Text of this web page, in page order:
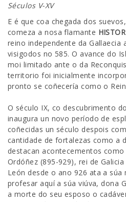
Séculos V-XV
E é que coa chegada dos
comeza a nosa flamante
reino independente da Gallaecia
visigodos no 585. O avance do
moi limitado ante o da
territorio foi inicialmente
pronto se coñecería como o
O século IX, co descubrimento
inaugura un novo período de
coñecidas un século despois
cantidade de fortalezas como a
destacan acontecementos
Ordóñez (895-929), rei de
León desde o ano 926 ata a
profesar aquí a súa viúva, dona
a morte do seu esposo o